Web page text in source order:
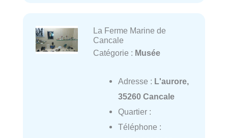
La Ferme Marine de
Cancale
Catégorie : Musée
Adresse : L'aurore,
35260 Cancale
Quartier :
Téléphone :